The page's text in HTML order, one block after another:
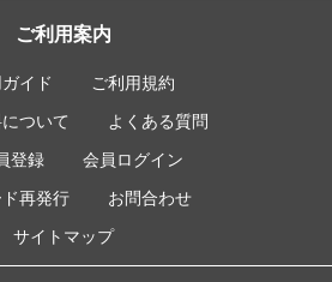
ご利用案内
イド
ご利用規約
ついて
よくある質問
登録
会員ログイン
再発行
お問合わせ
サイトマップ